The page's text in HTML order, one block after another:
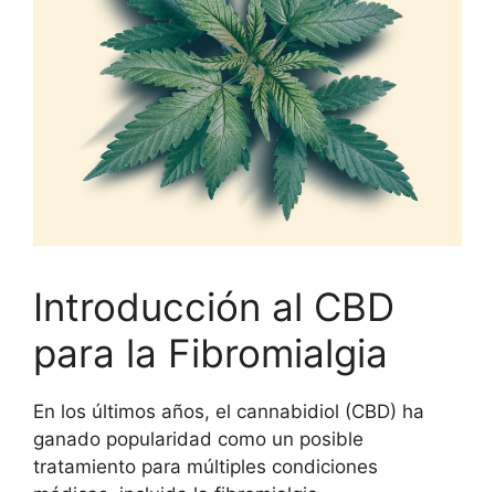
Introducción al CBD
para la Fibromialgia
En los últimos años, el cannabidiol (CBD) ha
ganado popularidad como un posible
tratamiento para múltiples condiciones